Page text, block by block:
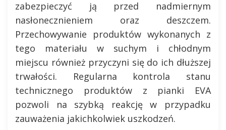
zabezpieczyć ją przed nadmiernym
nasłonecznieniem oraz deszczem.
Przechowywanie produktów wykonanych z
tego materiału w suchym i chłodnym
miejscu również przyczyni się do ich dłuższej
trwałości. Regularna kontrola stanu
technicznego produktów z pianki EVA
pozwoli na szybką reakcję w przypadku
zauważenia jakichkolwiek uszkodzeń.